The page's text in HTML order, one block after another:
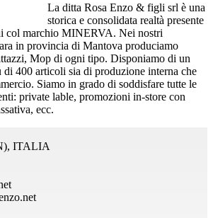
La ditta Rosa Enzo & figli srl è una
storica e consolidata realtà presente
col marchio MINERVA. Nei nostri
in provincia di Mantova produciamo
Mop di ogni tipo. Disponiamo di un
di 400 articoli sia di produzione interna che
Siamo in grado di soddisfare tutte le
private lable, promozioni in-store con
ecc.
ITALIA